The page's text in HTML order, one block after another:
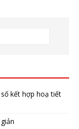
kết hợp hoạ tiết